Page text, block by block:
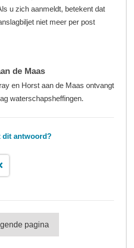
u zich aanmeldt, betekent dat
niet meer per post
de Maas
en Horst aan de Maas ontvangt
waterschapsheffingen.
dit antwoord?
pagina